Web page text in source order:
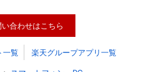
ジットカード情報の変更が可能です。
い合わせはこちら
一覧 楽天グループアプリ一覧